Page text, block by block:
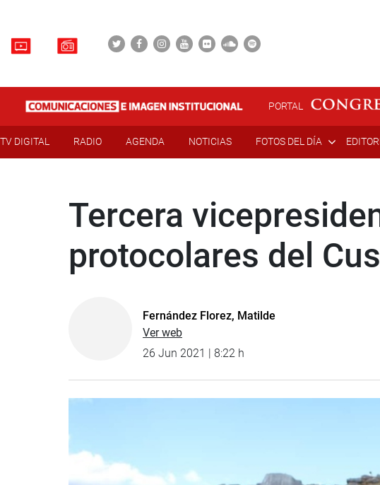
PORTAL
TV DIGITAL RADIO AGENDA NOTICIAS FOTOS DEL DÍA
Tercera
protocolares del
Fernández Florez, Matilde
Ver web
26 Jun 2021 | 8:22 h